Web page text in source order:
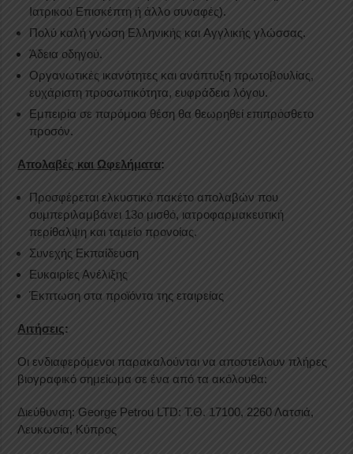
Ιατρικού Επισκέπτη ή άλλο συναφές).
Πολύ καλή γνώση Eλληνικής και Aγγλικής γλώσσας.
Άδεια οδηγού.
Οργανωτικές ικανότητες και ανάπτυξη πρωτοβουλίας,
ευχάριστη προσωπικότητα, ευφράδεια λόγου.
Εμπειρία σε παρόμοια θέση θα θεωρηθεί επιπρόσθετο
προσόν.
Απολαβές και Ωφελήματα:
Προσφέρεται ελκυστικό πακέτο απολαβών που
συμπεριλαμβάνει 13ο μισθό, ιατροφαρμακευτική
περίθαλψη και ταμείο προνοίας.
Συνεχής Εκπαίδευση
Ευκαιρίες Ανέλιξης
Έκπτωση στα προϊόντα της εταιρείας
Αιτήσεις:
Οι ενδιαφερόμενοι παρακαλούνται να αποστείλουν πλήρες
βιογραφικό σημείωμα σε ένα από τα ακόλουθα:
Διεύθυνση: George Petrou LTD: Τ.Θ. 17100, 2260 Λατσιά,
Λευκωσία, Κύπρος